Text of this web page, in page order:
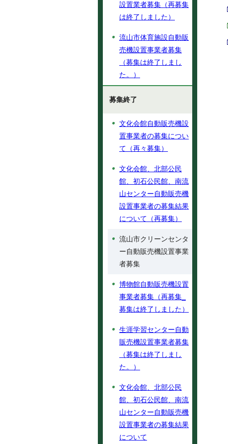
設置業者募集（再募集
は終了しました）
流山市体育施設自動販
売機設置事業者募集
（募集は終了しまし
た。）
募集終了
文化会館自動販売機設
置事業者の募集につい
て（再々募集）
文化会館、北部公民
館、初石公民館、南流
山センター自動販売機
設置事業者の募集結果
について（再募集）
流山市クリーンセンタ
ー自動販売機設置事業
者募集
博物館自動販売機設置
事業者募集（再募集_
募集は終了しました）
生涯学習センター自動
販売機設置事業者募集
（募集は終了しまし
た。）
文化会館、北部公民
館、初石公民館、南流
山センター自動販売機
設置事業者の募集結果
について